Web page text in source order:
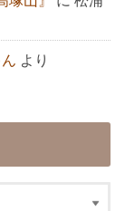
より